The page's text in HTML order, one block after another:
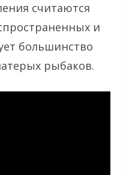
считаются
и
большинство
рыбаков.